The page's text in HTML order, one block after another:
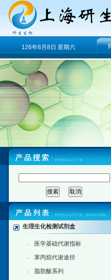
126年8月8日 星期六
生理生化检测试剂盒
· 医学基础代谢指标
· 苯丙烷代谢途径
· 脂肪酸系列